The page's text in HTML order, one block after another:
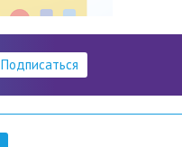
Подписаться